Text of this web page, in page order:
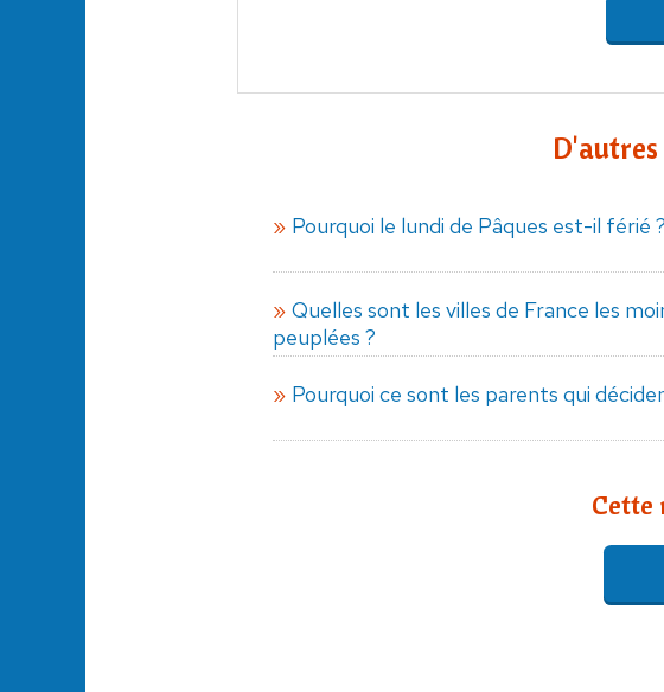
Pourquoi le lundi de Pâques est-il férié ?
Quelles sont les villes de France les
peuplées ?
Pourquoi ce sont les parents qui
Cette